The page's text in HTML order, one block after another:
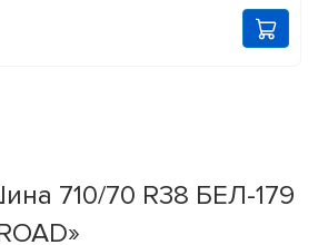
710/70 R38 БЕЛ-179